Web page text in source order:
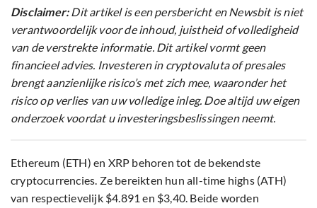
Disclaimer:Dit artikel is een persbericht en Newsbit is niet
verantwoordelijk voor de inhoud, juistheid of volledigheid
van de verstrekte informatie. Dit artikel vormt geen
financieel advies. Investeren in cryptovaluta of presales
brengt aanzienlijke risico’s met zich mee, waaronder het
risico op verlies van uw volledige inleg. Doe altijd uw eigen
onderzoek voordat u investeringsbeslissingen neemt.
Ethereum (ETH) en XRP behoren tot de bekendste
cryptocurrencies. Ze bereikten hun all-time highs (ATH)
van respectievelijk $4.891 en $3,40. Beide worden